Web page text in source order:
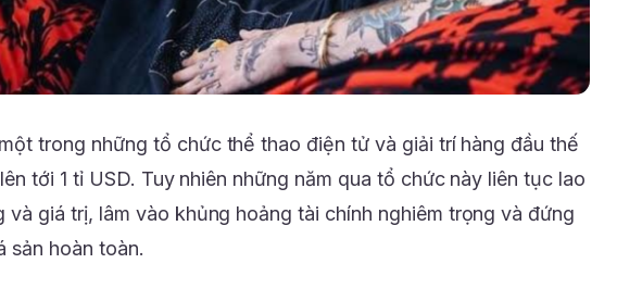
trong những tổ chức thể thao điện tử và giải trí hàng đầu thế
tới 1 tỉ USD. Tuy nhiên những năm qua tổ chức này liên tục lao
và giá trị, lâm vào khủng hoảng tài chính nghiêm trọng và đứng
sản hoàn toàn.